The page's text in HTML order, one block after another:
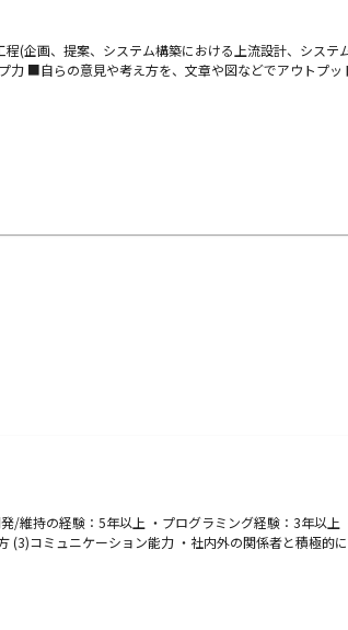
企画、提案、システム構築における上流設計、シス
■自らの意見や考え方を、文章や図などでアウトプッ
維持の経験：5年以上 ・プログラミング経験：3年以
コミュニケーション能力 ・社内外の関係者と積極